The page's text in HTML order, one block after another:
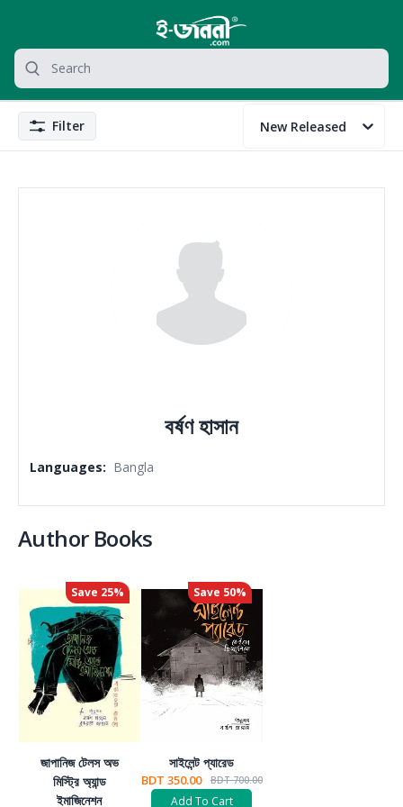
grocery search at header
Search
FilterFilter New Released
বর্ষণ হাসান
Languages: Bangla
Author Books
Save 25%
জাপানিজ টেলস অভ
মিস্ট্রি অ্যান্ড
ইমাজিনেশন
Save 50%
সাইলেন্ট প্যারেড
BDT 350.00 BDT 700.00
Add To Cart